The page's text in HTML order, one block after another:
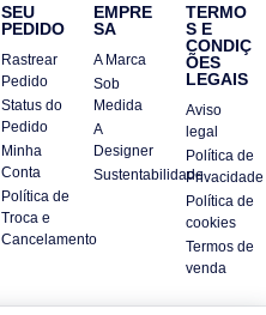
SEU
PEDIDO
Rastrear
Pedido
Status do
Pedido
Minha
Conta
Política de
Troca e
Cancelamento
EMPRE
SA
A Marca
Sob
Medida
A
Designer
Sustentabilidade
TERMO
S E
CONDIÇ
ÕES
LEGAIS
Aviso
legal
Política de
Privacidade
Política de
cookies
Termos de
venda